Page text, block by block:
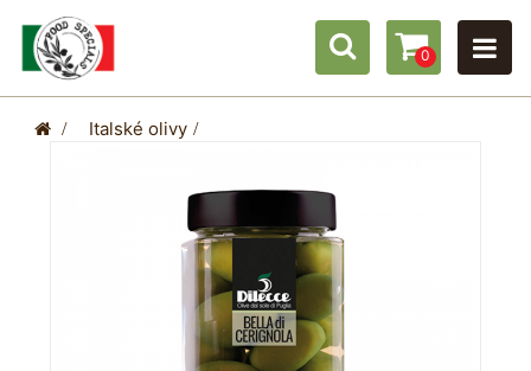
0
> Italské olivy >